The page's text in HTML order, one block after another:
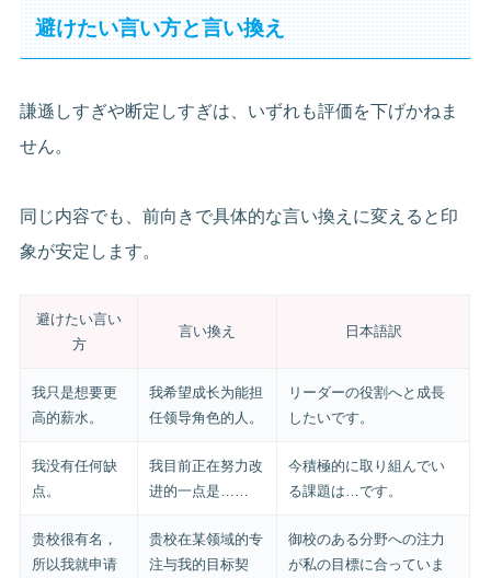
避けたい言い方と言い換え
謙遜しすぎや断定しすぎは、いずれも評価を下げかねま
せん。
同じ内容でも、前向きで具体的な言い換えに変えると印
象が安定します。
避けたい言い
方
言い換え 日本語訳
我只是想要更
高的薪水。
我希望成长为能担
任领导角色的人。
リーダーの役割へと成長
したいです。
我没有任何缺
点。
我目前正在努力改
进的一点是……
今積極的に取り組んでい
る課題は…です。
贵校很有名，
所以我就申请
贵校在某领域的专
注与我的目标契
御校のある分野への注力
が私の目標に合っていま